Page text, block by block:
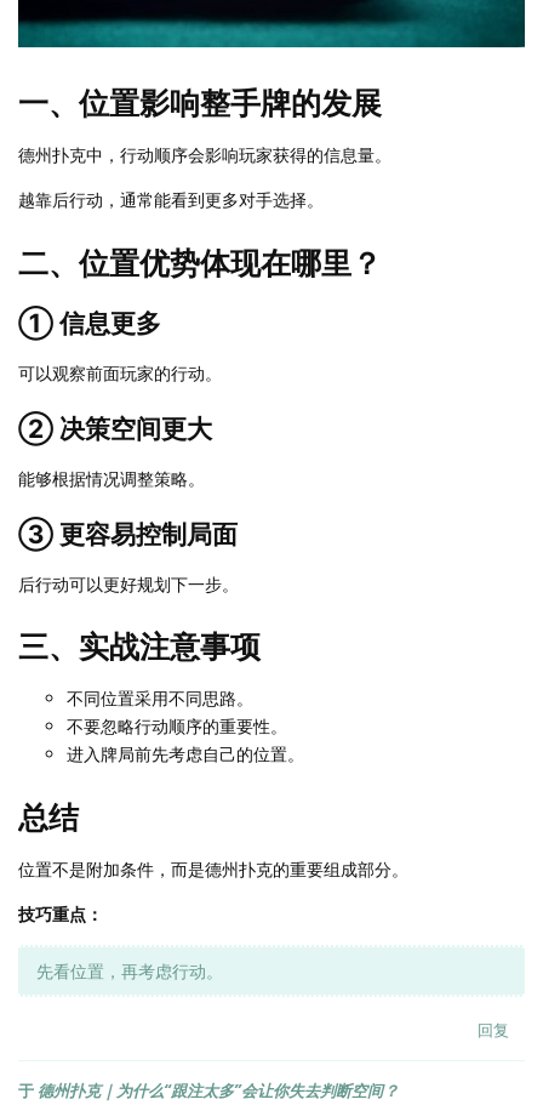
一、位置影响整手牌的发展
德州扑克中，行动顺序会影响玩家获得的信息量。
越靠后行动，通常能看到更多对手选择。
二、位置优势体现在哪里？
① 信息更多
可以观察前面玩家的行动。
② 决策空间更大
能够根据情况调整策略。
③ 更容易控制局面
后行动可以更好规划下一步。
三、实战注意事项
不同位置采用不同思路。
不要忽略行动顺序的重要性。
进入牌局前先考虑自己的位置。
总结
位置不是附加条件，而是德州扑克的重要组成部分。
技巧重点：
先看位置，再考虑行动。
回复
于 德州扑克｜为什么“跟注太多”会让你失去判断空间？